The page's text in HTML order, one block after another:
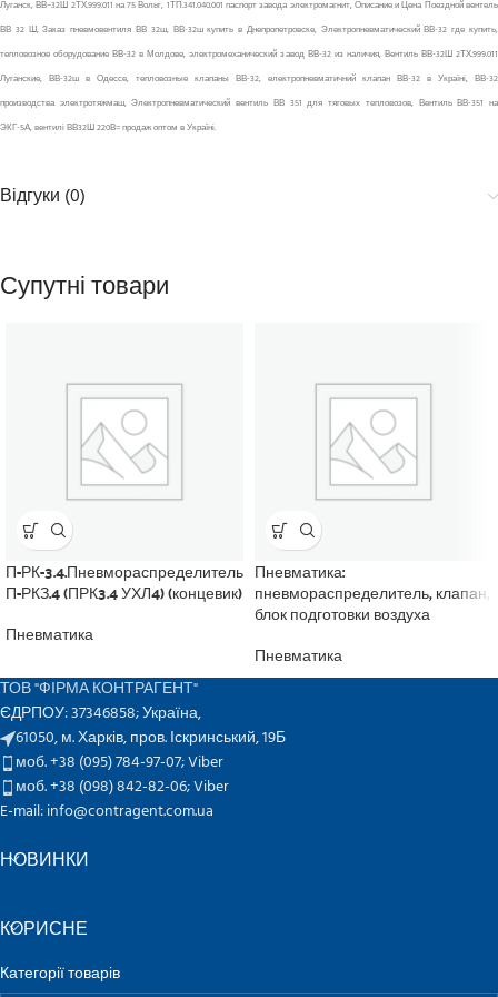
Луганск, ВВ–32Ш 2ТХ.999.011 на 75 Вольт, 1ТП.341.040.001 паспорт завода электромагнит, Описание и Цена Поездной вентель
ВВ 32 Ш, Заказ пневмовентиля ВВ 32ш, ВВ-32ш купить в Днепропетровске, Электропневматический ВВ-32 где купить,
тепловозное оборудование ВВ-32 в Молдове, электромеханический завод ВВ-32 из наличия, Вентиль ВВ-32Ш 2ТХ.999.011
Луганские, ВВ-32ш в Одессе, тепловозные клапаны ВВ-32, електропневматичний клапан ВВ-32 в Україні, ВВ-32
производства электротяжмаш, Электропневматический вентиль ВВ 351 для тяговых тепловозов, Вентиль ВВ-351 на
ЭКГ-5А, вентилі ВВ32Ш 220В= продаж оптом в Україні.
Відгуки (0)
Супутні товари
П-РК-3.4.Пневмораспределитель
П-РКЗ.4 (ПРК3.4 УХЛ4) (концевик)
Пневматика
Пневматика:
пневмораспределитель, клапан,
блок подготовки воздуха
Пневматика
ТОВ "ФІРМА КОНТРАГЕНТ"
ЄДРПОУ: 37346858; Україна,
61050, м. Харків, пров. Іскринський, 19Б
моб. +38 (095) 784-97-07;Viber
моб. +38 (098) 842-82-06;Viber
E-mail: info@contragent.com.ua
НОВИНКИ
КОРИСНЕ
Категорії товарів